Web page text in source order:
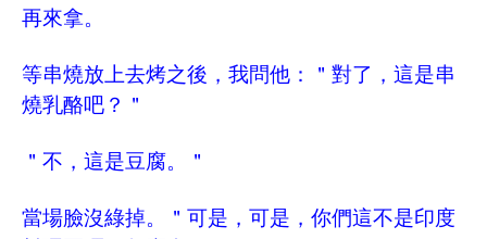
再來拿。
等串燒放上去烤之後，我問他：＂對了，這是串
燒乳酪吧？＂
＂不，這是豆腐。＂
當場臉沒綠掉。＂可是，可是，你們這不是印度